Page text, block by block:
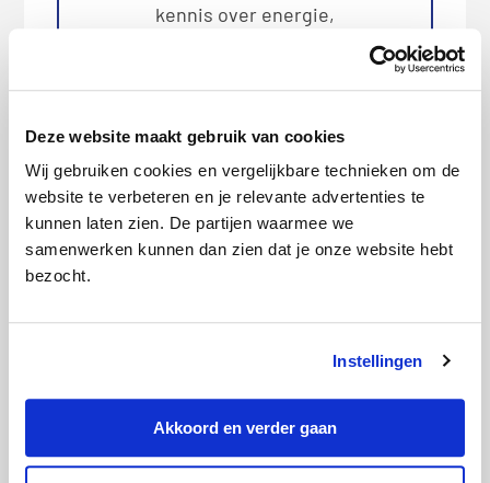
Deze website maakt gebruik van cookies
Wij gebruiken cookies en vergelijkbare technieken om de
website te verbeteren en je relevante advertenties te
kunnen laten zien. De partijen waarmee we
samenwerken kunnen dan zien dat je onze website hebt
bezocht.
Instellingen
Akkoord en verder gaan
kennis over energie,
consumptief krediet helpt hij
keuzes te maken. Hans is
regelmatig te gast bij
verschillende media om zijn
expertise te delen. Zo is Hans
vaak bijRadargeweest en
Categorie:Energie